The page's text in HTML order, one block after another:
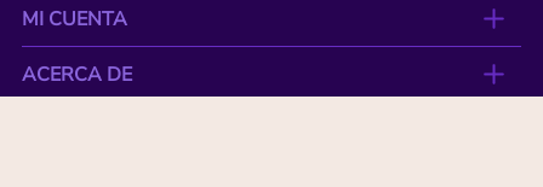
MI CUENTA
ACERCA DE